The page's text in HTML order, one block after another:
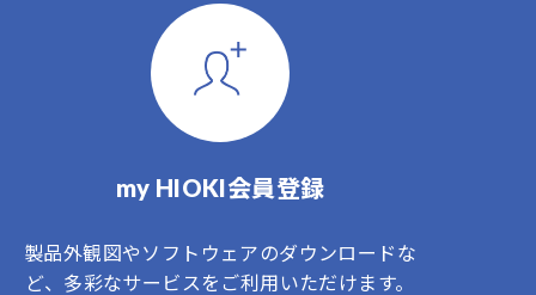
my HIOKI会員登録
製品外観図やソフトウェアのダウンロードな
ど、多彩なサービスをご利用いただけます。